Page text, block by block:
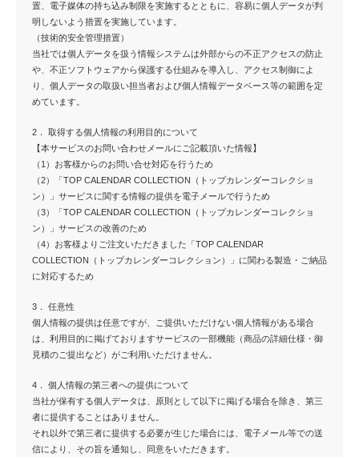
置、電子媒体の持ち込み制限を実施するとともに、容易に個人データが判
明しないよう措置を実施しています。
（技術的安全管理措置）
当社では個人データを扱う情報システムは外部からの不正アクセスの防止
や、不正ソフトウェアから保護する仕組みを導入し、アクセス制御によ
り、個人データの取扱い担当者および個人情報データベース等の範囲を定
めています。
2． 取得する個人情報の利用目的について
【本サービスのお問い合わせメールにご記載頂いた情報】
（1）お客様からのお問い合せ対応を行うため
（2）「TOP CALENDAR COLLECTION（トップカレンダーコレクショ
ン）」サービスに関する情報の提供を電子メールで行うため
（3）「TOP CALENDAR COLLECTION（トップカレンダーコレクショ
ン）」サービスの改善のため
（4）お客様よりご注文いただきました「TOP CALENDAR
COLLECTION（トップカレンダーコレクション）」に関わる製造・ご納品
に対応するため
3． 任意性
個人情報の提供は任意ですが、ご提供いただけない個人情報がある場合
は、利用目的に掲げておりますサービスの一部機能（商品の詳細仕様・御
見積のご提出など）がご利用いただけません。
4． 個人情報の第三者への提供について
当社が保有する個人データは、原則として以下に掲げる場合を除き、第三
者に提供することはありません。
それ以外で第三者に提供する必要が生じた場合には、電子メール等での送
信により、その旨を通知し、同意をいただきます。